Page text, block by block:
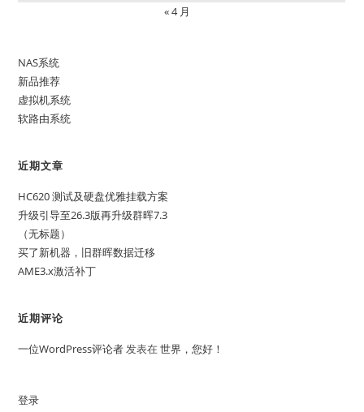
« 4 月
NAS系统
新品推荐
虚拟机系统
软路由系统
近期文章
HC620 测试及硬盘优雅挂载方案
升级引导至26.3版再升级群晖7.3
（无标题）
买了新机器，旧群晖数据迁移
AME3.x激活补丁
近期评论
一位WordPress评论者发表在世界，您好！
登录